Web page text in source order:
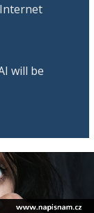
will be